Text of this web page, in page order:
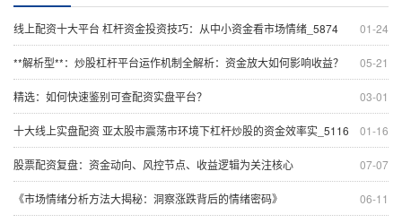
01-24
线上配资十大平台 杠杆资金投资技巧：从中小资金看市场情绪_5874
05-21
**解析型**：炒股杠杆平台运作机制全解析：资金放大如何影响收益？
03-01
精选：如何快速鉴别可查配资实盘平台？
01-16
十大线上实盘配资 亚太股市震荡市环境下杠杆炒股的资金效率实_5116
07-07
股票配资复盘：资金动向、风控节点、收益逻辑为关注核心
06-11
《市场情绪分析方法大揭秘：洞察涨跌背后的情绪密码》